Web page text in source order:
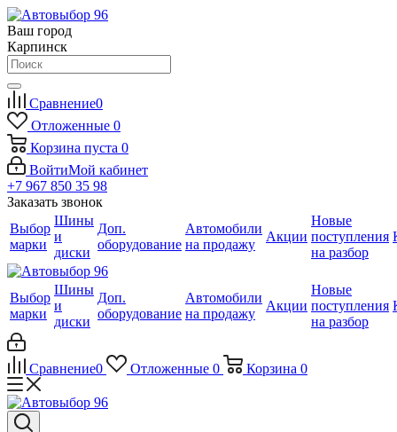
Ваш город
Карпинск
Сравнение0
Отложенные 0
Корзина пуста 0
ВойтиМой кабинет
+7 967 850 35 98
Заказать звонок
Выбор
марки
Шины
и
диски
Доп.
оборудование
Автомобили
на продажу
Акции
Новые
поступления
на разбор
Выбор
марки
Шины
и
диски
Доп.
оборудование
Автомобили
на продажу
Акции
Новые
поступления
на разбор
Сравнение0 Отложенные 0 Корзина 0